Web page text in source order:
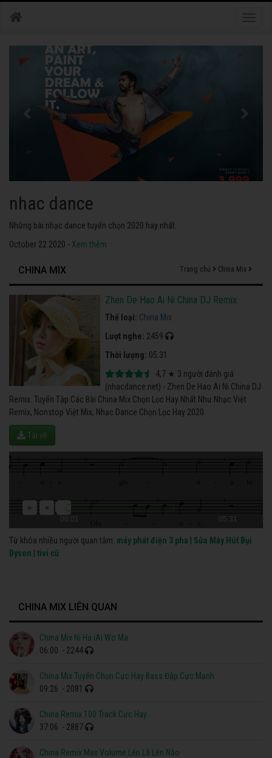
nhac dance
Những bài nhạc dance tuyển chọn 2020 hay nhất.
October 22 2020 - Xem thêm
CHINA MIX Trang chủ China Mix
Zhen De Hao Ai Ni China DJ Remix
Thể loại: China Mix
Lượt nghe: 2459
Thời lượng: 05:31
4,7 ★ 3 người đánh giá
(nhacdance.net) - Zhen De Hao Ai Ni China DJ
Remix. Tuyển Tập Các Bài China Mix Chọn Lọc Hay Nhất Như Nhạc Việt
Remix, Nonstop Việt Mix, Nhạc Dance Chọn Lọc Hay 2020.
Tải về
00:01 05:31
Từ khóa nhiều người quan tâm: máy phát điện 3 pha
Sửa Máy Hút Bụi
Dyson
tivi cũ
CHINA MIX LIÊN QUAN
China Mix Ni Ha iAi Wo Ma
06:00 - 2244
China Mix Tuyển Chọn Cực Hay Bass Đập Cực Mạnh
09:26 - 2081
China Remix 100 Track Cực Hay
37:06 - 2887
China Remix Max Volume Lên Là Lên Nào